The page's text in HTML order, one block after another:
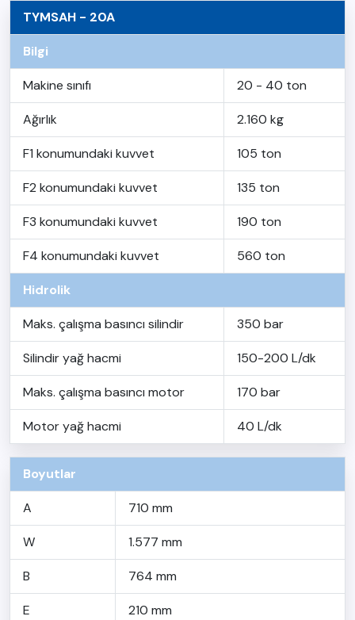
TYMSAH - 20A
Bilgi
Makine sınıfı 20 - 40 ton
Ağırlık 2.160 kg
F1 konumundaki kuvvet 105 ton
F2 konumundaki kuvvet 135 ton
F3 konumundaki kuvvet 190 ton
F4 konumundaki kuvvet 560 ton
Hidrolik
Maks. çalışma basıncı silindir 350 bar
Silindir yağ hacmi 150-200 L/dk
Maks. çalışma basıncı motor 170 bar
Motor yağ hacmi 40 L/dk
Boyutlar
A 710 mm
W 1.577 mm
B 764 mm
E 210 mm